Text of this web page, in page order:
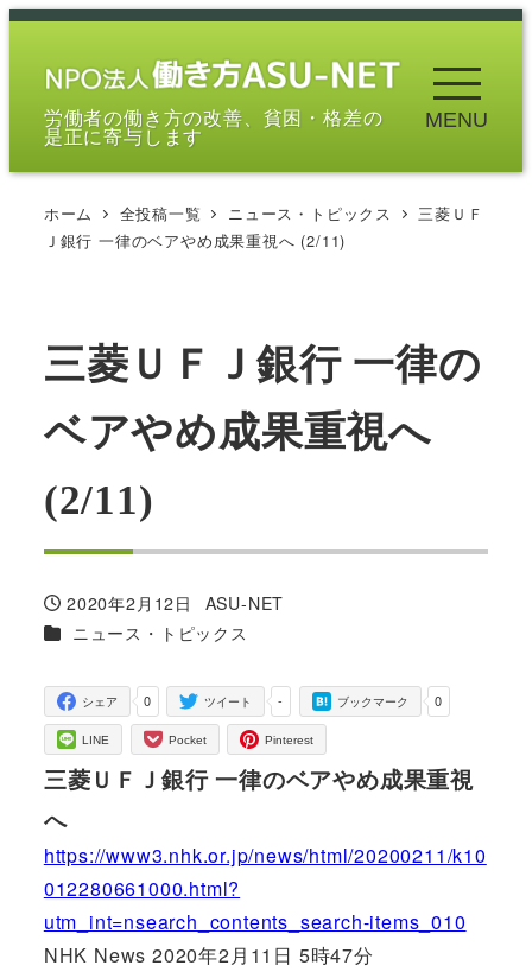
メ
労働者の働き方の改善、貧困・格差の
是正に寄与します
MENU
ホーム 全投稿一覧 ニュース・トピックス
三菱ＵＦ
Ｊ銀行 一律のベアやめ成果重視へ (2/11)
三菱ＵＦＪ銀行 一律の
ベアやめ成果重視へ
(2/11)
投稿日
2020年2月12日
著
者
ASU-NET
カテゴリー
ニュース・トピックス
0
シェア -
ツイート 0
ブックマーク
LINE Pocket Pinterest
三菱ＵＦＪ銀行 一律のベアやめ成果重視
へ
https://www3.nhk.or.jp/news/html/20200211/k10
012280661000.html?
utm_int=nsearch_contents_search-items_010
NHK News 2020年2月11日 5時47分